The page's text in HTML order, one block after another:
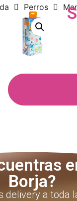
Perros
Borja?
delivery a toda